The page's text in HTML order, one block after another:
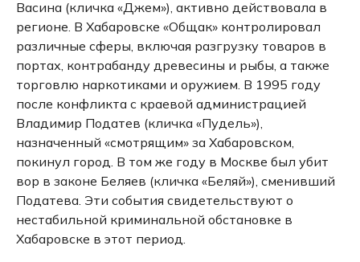
Васина (кличка «Джем»), активно действовала в
регионе. В Хабаровске «Общак» контролировал
различные сферы, включая разгрузку товаров в
портах, контрабанду древесины и рыбы, а также
торговлю наркотиками и оружием. В 1995 году
после конфликта с краевой администрацией
Владимир Податев (кличка «Пудель»),
назначенный «смотрящим» за Хабаровском,
покинул город. В том же году в Москве был убит
вор в законе Беляев (кличка «Беляй»), сменивший
Податева. Эти события свидетельствуют о
нестабильной криминальной обстановке в
Хабаровске в этот период.